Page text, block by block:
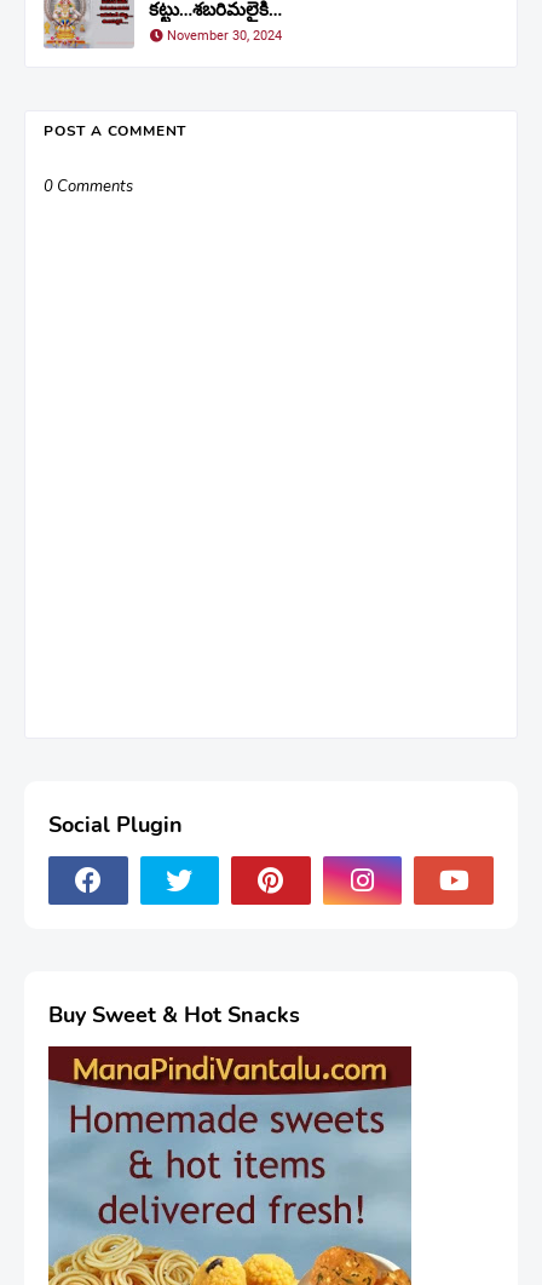
కట్టు…శబరిమలైకి…
November 30, 2024
POST A COMMENT
0 Comments
Social Plugin
Buy Sweet & Hot Snacks